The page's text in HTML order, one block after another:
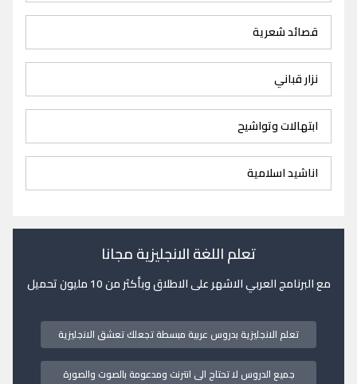
قصائد شعرية
نزار قباني
ابتهالات وتواشيح
اناشيد اسلامية
تعلم اللغة الانجليزية مجانا
مع البرنامج العربي الاشهر على الاطلاق وبأكثر من 10 مليون تحميل
تعلم الانجليزية بدروس عربية مبسطة تجعلك تعشق الانجليزية
جميع الدروس لا تحتاج الى انترنت ومدعومة بالصوت والصورة